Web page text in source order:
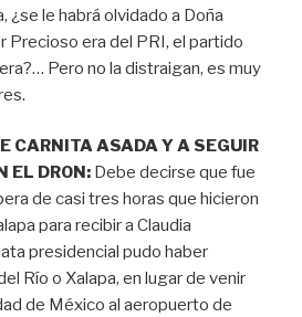
¿se le habrá olvidado a Doña
Precioso era del PRI, el partido
Pero no la distraigan, es muy
CARNITA ASADA Y A SEGUIR
EL DRON: Debe decirse que fue
de casi tres horas que hicieron
para recibir a Claudia
presidencial pudo haber
Río o Xalapa, en lugar de venir
de México al aeropuerto de